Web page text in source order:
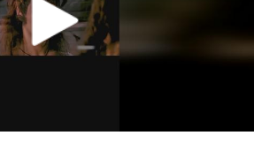
台风白海豚进入48小时警戒线
吉林一“温度计大楼”读数爆表